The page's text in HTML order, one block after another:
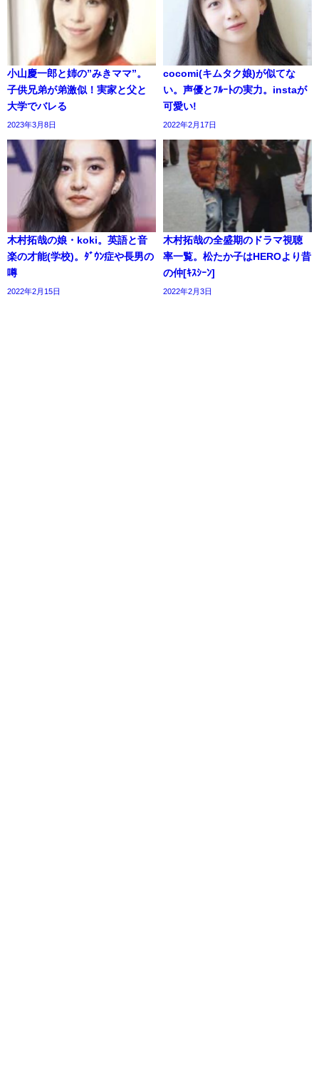
小山慶一郎と姉の”みきママ”。
子供兄弟が弟激似！実家と父と
大学でバレる
2023年3月8日
cocomi(キムタク娘)が似てな
い。声優とﾌﾙｰﾄの実力。instaが
可愛い!
2022年2月17日
木村拓哉の娘・koki。英語と音
楽の才能(学校)。ﾀﾞｳﾝ症や長男の
噂
2022年2月15日
木村拓哉の全盛期のドラマ視聴
率一覧。松たか子はHEROより昔
の仲[ｷｽｼｰﾝ]
2022年2月3日